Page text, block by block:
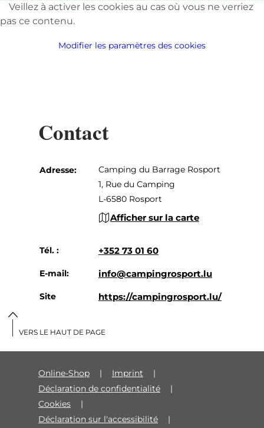
Veillez à activer les cookies au cas où vous ne verriez
pas ce contenu.
Modifier les paramètres des cookies
Contact
Adresse:
Camping du Barrage Rosport
1, Rue du Camping
L-6580 Rosport
Afficher sur la carte
Tél. : +352 73 01 60
E-mail: info@campingrosport.lu
Site
https://campingrosport.lu/
Online-Shop
Imprint
Déclaration de confidentialité
Cookies
Déclaration sur l'accessibilité
VERS LE HAUT DE PAGE